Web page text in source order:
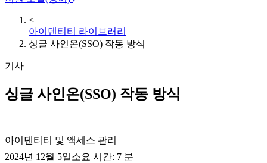
<
아이덴티티 라이브러리
싱글 사인온(SSO) 작동 방식
기사
싱글 사인온(SSO) 작동 방식
아이덴티티 및 액세스 관리
2024년 12월 5일소요 시간: 7 분